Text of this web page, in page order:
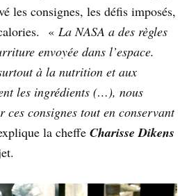
les consignes, les défis imposés,
« La NASA a des règles
envoyée dans l’espace.
à la nutrition et aux
les ingrédients (…), nous
ces consignes tout en conservant
la cheffe Charisse Dikens